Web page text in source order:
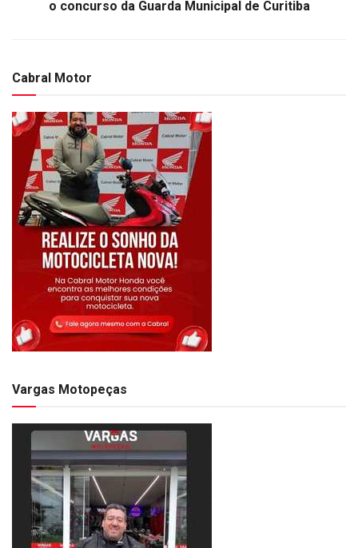
o concurso da Guarda Municipal de Curitiba
Cabral Motor
Vargas Motopeças